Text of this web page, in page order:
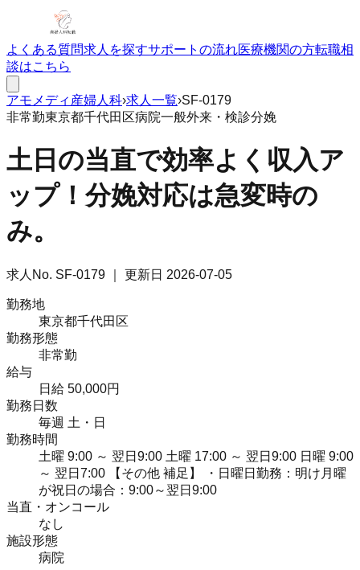
よくある質問求人を探すサポートの流れ医療機関の方転職相
談はこちら
アモメディ 産婦人科›求人一覧›SF-0179
非常勤東京都千代田区病院一般外来・検診分娩
土日の当直で効率よく収入ア
ップ！分娩対応は急変時の
み。
求人No. SF-0179 ｜ 更新日 2026-07-05
勤務地
東京都千代田区
勤務形態
非常勤
給与
日給 50,000円
勤務日数
毎週 土・日
勤務時間
土曜 9:00 ～ 翌日9:00 土曜 17:00 ～ 翌日9:00 日曜 9:00
～ 翌日7:00 【その他 補足】 ・日曜日勤務：明け月曜
が祝日の場合：9:00～翌日9:00
当直・オンコール
なし
施設形態
病院